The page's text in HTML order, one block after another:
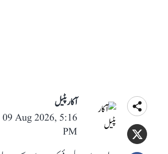
آکار پٹیل
Aug 2026, 5:16
PM